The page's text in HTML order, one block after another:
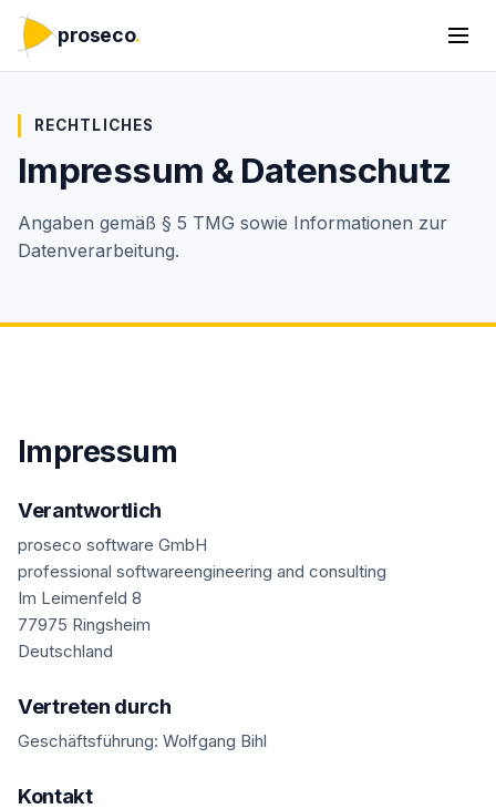
proseco.
RECHTLICHES
Impressum & Datenschutz
Angaben gemäß § 5 TMG sowie Informationen zur
Datenverarbeitung.
Impressum
Verantwortlich
proseco software GmbH
professional softwareengineering and consulting
Im Leimenfeld 8
77975 Ringsheim
Deutschland
Vertreten durch
Geschäftsführung: Wolfgang Bihl
Kontakt